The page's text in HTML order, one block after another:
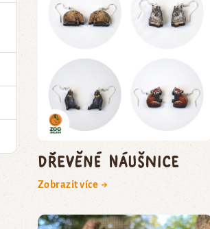
Dřevěné náušnice
Zobrazit více →